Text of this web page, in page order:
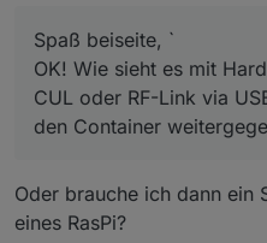
Spaß beiseite, `
OK! Wie sieht es mit
CUL oder RF-Link via
den Container
Oder brauche ich dann ein
eines RasPi?